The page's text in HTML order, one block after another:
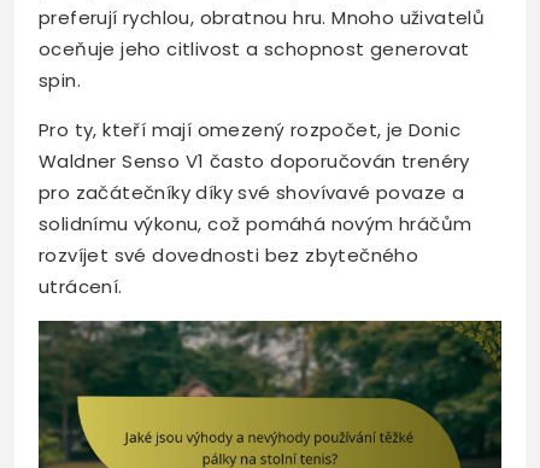
preferují rychlou, obratnou hru. Mnoho uživatelů
oceňuje jeho citlivost a schopnost generovat
spin.
Pro ty, kteří mají omezený rozpočet, je Donic
Waldner Senso V1 často doporučován trenéry
pro začátečníky díky své shovívavé povaze a
solidnímu výkonu, což pomáhá novým hráčům
rozvíjet své dovednosti bez zbytečného
utrácení.